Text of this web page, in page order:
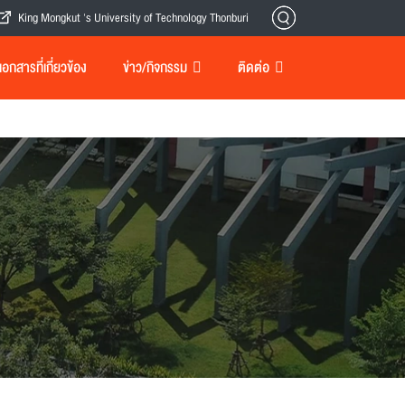
King Mongkut 's University of Technology Thonburi
กสารที่เกี่ยวข้อง ข่าว/กิจกรรม ติดต่อ